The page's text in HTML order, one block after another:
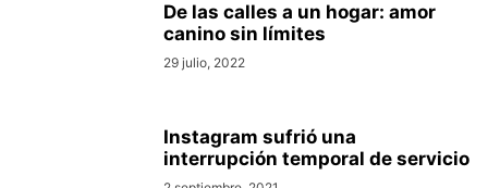
De las calles a un hogar: amor
canino sin límites
29 julio, 2022
Instagram sufrió una
interrupción temporal de servicio